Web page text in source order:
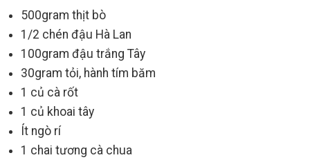
500gram thịt bò
1/2 chén đậu Hà Lan
100gram đậu trắng Tây
30gram tỏi, hành tím băm
1 củ cà rốt
1 củ khoai tây
Ít ngò rí
1 chai tương cà chua